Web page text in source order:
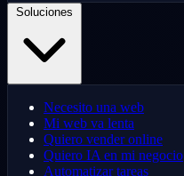
Necesito una web
Mi web va lenta
Quiero vender online
Quiero IA en mi negocio
Automatizar tareas